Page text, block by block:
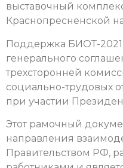
выставочный
Краснопресненской
Поддержка БИОТ-2021
генерального
трехсторонней
социально-трудовых
при участии
Этот рамочный
направления
Правительством РФ,